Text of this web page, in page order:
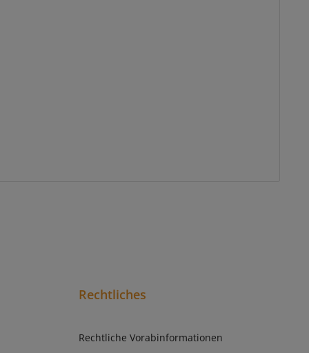
Rechtliches
Rechtliche Vorabinformationen